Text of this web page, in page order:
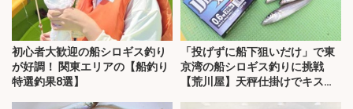
初心者大歓迎の船シロギス釣り
が好調！ 関東エリアの【船釣り
特選釣果8選】
「投げずに船下狙いだけ」で東
京湾の船シロギス釣りに挑戦
【荒川屋】天秤仕掛けでキス約